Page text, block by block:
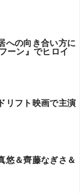
への向き合い方に
ーン』でヒロイ
リフト映画で主演
悠＆齊藤なぎさ＆